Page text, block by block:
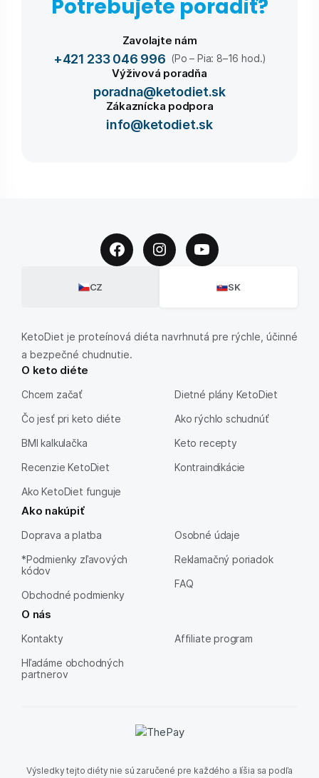
Potrebujete poradiť?
Zavolajte nám
+421 233 046 996 (Po – Pia: 8–16 hod.)
Výživová poradňa
poradna@ketodiet.sk
Zákaznícka podpora
info@ketodiet.sk
CZ SK
KetoDiet je proteínová diéta navrhnutá pre rýchle, účinné
a bezpečné chudnutie.
O keto diéte
Chcem začať
Čo jesť pri keto diéte
BMI kalkulačka
Recenzie KetoDiet
Ako KetoDiet funguje
Dietné plány KetoDiet
Ako rýchlo schudnúť
Keto recepty
Kontraindikácie
Ako nakúpiť
Doprava a platba
*Podmienky zľavových
kódov
Obchodné podmienky
Osobné údaje
Reklamačný poriadok
FAQ
O nás
Kontakty
Hľadáme obchodných
partnerov
Affiliate program
Výsledky tejto diéty nie sú zaručené pre každého a líšia sa podľa